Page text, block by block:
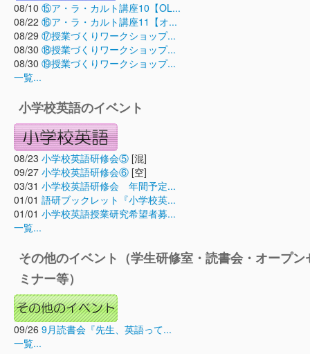
08/10 ⑮ア・ラ・カルト講座10【OL...
08/22 ⑯ア・ラ・カルト講座11【オ...
08/29 ⑰授業づくりワークショップ...
08/30 ⑱授業づくりワークショップ...
08/30 ⑲授業づくりワークショップ...
一覧...
小学校英語のイベント
08/23 小学校英語研修会⑤ [混]
09/27 小学校英語研修会⑥ [空]
03/31 小学校英語研修会 年間予定...
01/01 語研ブックレット『小学校英...
01/01 小学校英語授業研究希望者募...
一覧...
その他のイベント（学生研修室・読書会・オープン
ミナー等）
09/26 9月読書会『先生、英語って...
一覧...